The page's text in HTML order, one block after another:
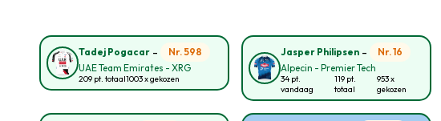
Tadej Pogacar -
Nr. 598
UAE Team Emirates - XRG
209 pt. totaal1003 x gekozen
Jasper Philipsen -
Nr. 16
Alpecin - Premier Tech
34 pt.
vandaag
119 pt.
totaal
953 x
gekozen